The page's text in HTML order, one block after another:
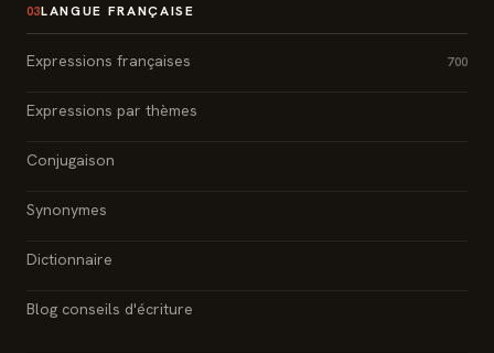
03LANGUE FRANÇAISE
Expressions françaises 700
Expressions par thèmes
Conjugaison
Synonymes
Dictionnaire
Blog conseils d'écriture